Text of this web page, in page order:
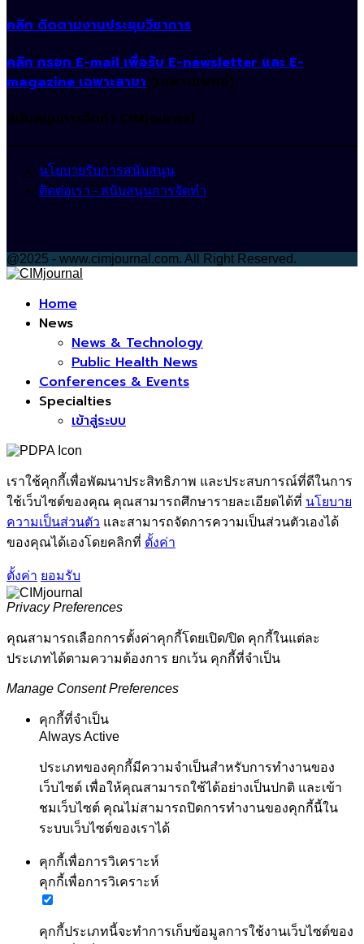
คลิก ติดตามงานประชุมวิชาการ
คลิก กรอก E-mail เพื่อรับ E-newsletter และ E-
magazine เฉพาะสาขา (เฉพาะแพทย์)
สนับสนุนการจัดทำ CIMjournal
นโยบายรับการสนับสนุน
ติดต่อเรา - สนับสนุนการจัดทำ
@2025 - www.cimjournal.com. All Right Reserved.
Home
News
News & Technology
Public Health News
Conferences & Events
Specialties
เข้าสู่ระบบ
เราใช้คุกกี้เพื่อพัฒนาประสิทธิภาพ และประสบการณ์ที่ดีในการ
ใช้เว็บไซต์ของคุณ คุณสามารถศึกษารายละเอียดได้ที่ นโยบาย
ความเป็นส่วนตัว และสามารถจัดการความเป็นส่วนตัวเองได้
ของคุณได้เองโดยคลิกที่ ตั้งค่า
ตั้งค่า ยอมรับ
Privacy Preferences
คุณสามารถเลือกการตั้งค่าคุกกี้โดยเปิด/ปิด คุกกี้ในแต่ละ
ประเภทได้ตามความต้องการ ยกเว้น คุกกี้ที่จำเป็น
Manage Consent Preferences
คุกกี้ที่จำเป็น
Always Active
ประเภทของคุกกี้มีความจำเป็นสำหรับการทำงานของ
เว็บไซต์ เพื่อให้คุณสามารถใช้ได้อย่างเป็นปกติ และเข้า
ชมเว็บไซต์ คุณไม่สามารถปิดการทำงานของคุกกี้นี้ใน
ระบบเว็บไซต์ของเราได้
คุกกี้เพื่อการวิเคราะห์
คุกกี้เพื่อการวิเคราะห์
คุกกี้ประเภทนี้จะทำการเก็บข้อมูลการใช้งานเว็บไซต์ของ